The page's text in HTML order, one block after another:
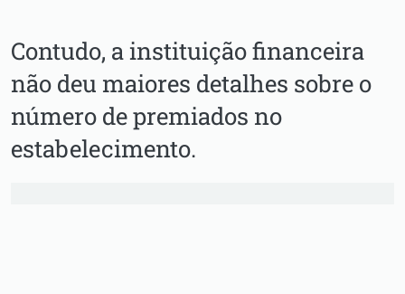
Contudo, a instituição financeira
não deu maiores detalhes sobre o
número de premiados no
estabelecimento.